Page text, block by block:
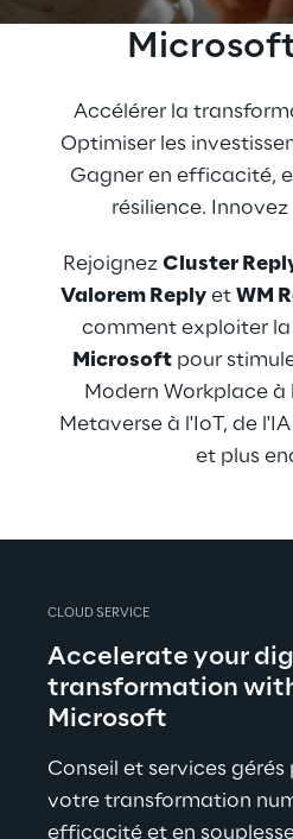
Accélérer la
Optimiser les
Gagner en efficacité,
résilience.
Rejoignez Cluster
Valorem Reply et WM
comment exploiter la
Microsoft pour
Modern Workplace
Metaverse à l'IoT, de
et plus
CLOUD SERVICE
Accelerate your
transformation
Microsoft
Conseil et services
votre transformation
efficacité et en